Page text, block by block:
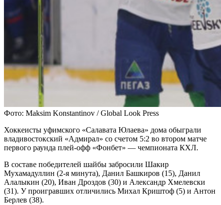
Фото: Maksim Konstantinov / Global Look Press
Хоккеисты уфимского «Салавата Юлаева» дома обыграли
владивостокский «Адмирал» со счетом 5:2 во втором матче
первого раунда плей-офф «Фонбет» — чемпионата КХЛ.
В составе победителей шайбы забросили Шакир
Мухамадуллин (2-я минута), Данил Башкиров (15), Данил
Алалыкин (20), Иван Дроздов (30) и Александр Хмелевски
(31). У проигравших отличились Михал Криштоф (5) и Антон
Берлев (38).